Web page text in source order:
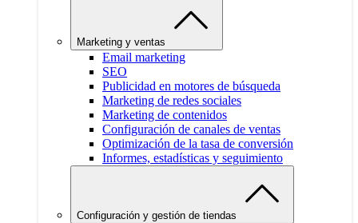
Marketing y ventas
Email marketing
SEO
Publicidad en motores de búsqueda
Marketing de redes sociales
Marketing de contenidos
Configuración de canales de ventas
Optimización de la tasa de conversión
Informes, estadísticas y seguimiento
Configuración y gestión de tiendas